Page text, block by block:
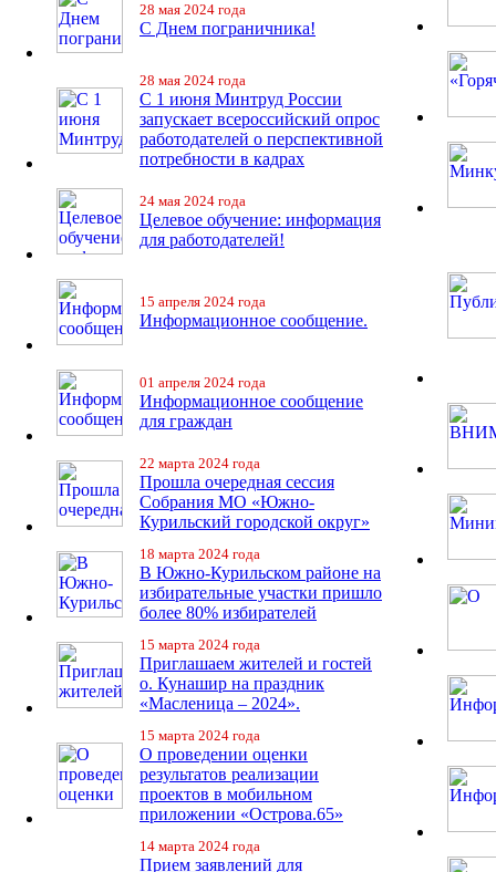
28 мая 2024 года
С Днем пограничника!
28 мая 2024 года
С 1 июня Минтруд России
запускает всероссийский опрос
работодателей о перспективной
потребности в кадрах
24 мая 2024 года
Целевое обучение: информация
для работодателей!
15 апреля 2024 года
Информационное сообщение.
01 апреля 2024 года
Информационное сообщение
для граждан
22 марта 2024 года
Прошла очередная сессия
Собрания МО «Южно-
Курильский городской округ»
18 марта 2024 года
В Южно-Курильском районе на
избирательные участки пришло
более 80% избирателей
15 марта 2024 года
Приглашаем жителей и гостей
о. Кунашир на праздник
«Масленица – 2024».
15 марта 2024 года
О проведении оценки
результатов реализации
проектов в мобильном
приложении «Острова.65»
14 марта 2024 года
Прием заявлений для